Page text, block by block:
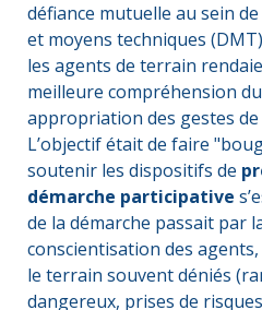
défiance mutuelle au sein
et moyens techniques
les agents de terrain
meilleure compréhension
appropriation des gestes de
L’objectif était de faire
soutenir les dispositifs de
démarche participative
de la démarche passait par
conscientisation des
le terrain souvent déniés
dangereux, prises de